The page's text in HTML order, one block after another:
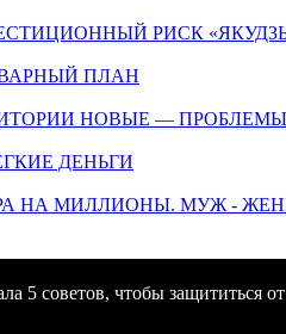
РИСК
ПЛАН
НОВЫЕ —
ДЕНЬГИ
НА МИЛЛИОНЫ. МУЖ -
5 советов, чтобы защититься